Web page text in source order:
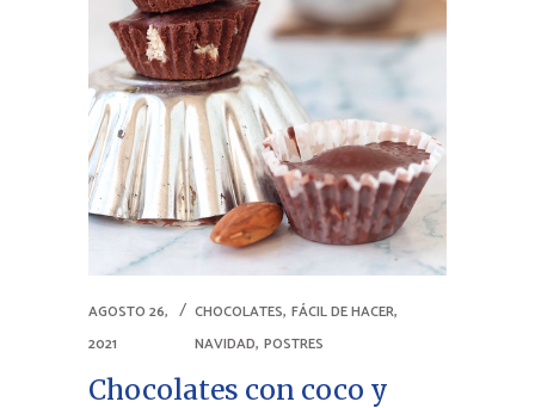
AGOSTO 26,
2021
CHOCOLATES, FÁCIL DE HACER,
NAVIDAD, POSTRES
Chocolates con coco y